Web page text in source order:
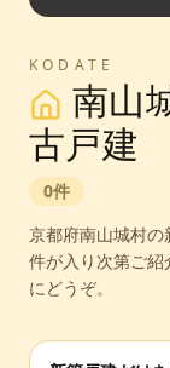
KODATE
南山
古戸建
0件
京都府南山城村の
件が入り次第ご
にどうぞ。